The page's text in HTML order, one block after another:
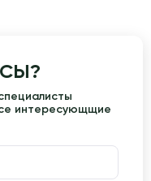
интересующщие